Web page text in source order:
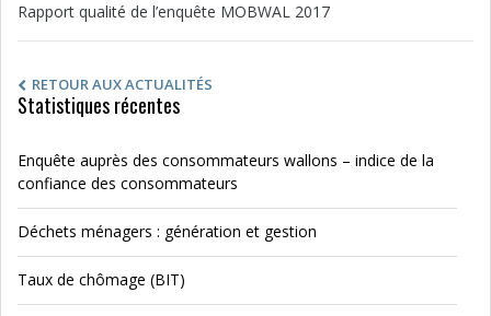
Rapport qualité de l’enquête MOBWAL 2017
RETOUR AUX ACTUALITÉS
Statistiques récentes
Enquête auprès des consommateurs wallons – indice de la
confiance des consommateurs
Déchets ménagers : génération et gestion
Taux de chômage (BIT)